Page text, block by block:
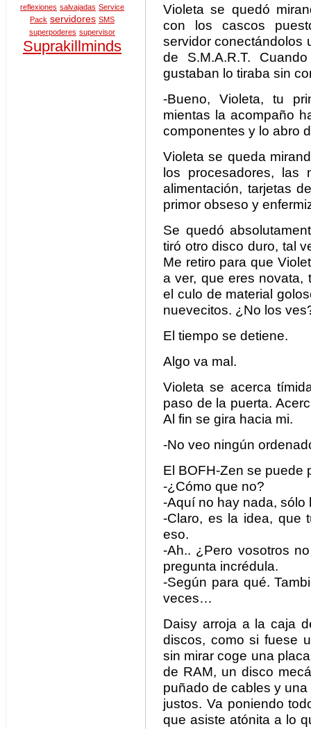
reflexiones salvajadas Service
Pack servidores SMS
superpoderes supervisor
Suprakillminds
Violeta se quedó
con los cascos
servidor conectándolos
de S.M.A.R.T.
gustaban lo tiraba sin
-Bueno, Violeta, tu
mientas la acompaño
componentes y lo abro
Violeta se queda
los procesadores, las
alimentación, tarjetas
primor obseso y
Se quedó
tiró otro disco duro, tal
Me retiro para que
a ver, que eres novata,
el culo de material
nuevecitos. ¿No los
El tiempo se detiene.
Algo va mal.
Violeta se acerca
paso de la puerta.
Al fin se gira hacia mi.
-No veo ningún
El BOFH-Zen se puede
-¿Cómo que no?
-Aquí no hay nada, sólo
-Claro, es la idea, que
eso.
-Ah.. ¿Pero vosotros
pregunta incrédula.
-Según para qué.
veces…
Daisy arroja a la caja
discos, como si fuese
sin mirar coge una
de RAM, un disco
puñado de cables y
justos. Va poniendo
que asiste atónita a lo